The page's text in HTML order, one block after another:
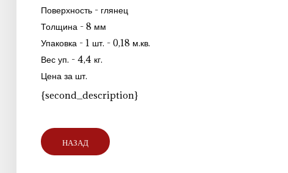
Поверхность - глянец
Толщина - 8 мм
Упаковка - 1 шт. - 0,18 м.кв.
Вес уп. - 4,4 кг.
Цена за шт.
{second_description}